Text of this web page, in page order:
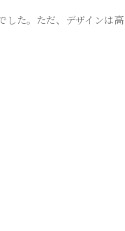
した。ただ、デザインは高